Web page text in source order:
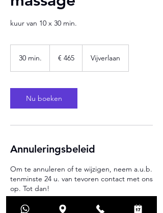
kuur van 10 x 30 min.
30 min.
i
n
.
€ 465 Vijverlaan
Nu boeken
Annuleringsbeleid
Om te annuleren of te wijzigen, neem a.u.b.
tenminste 24 u. van tevoren contact met ons
op. Tot dan!